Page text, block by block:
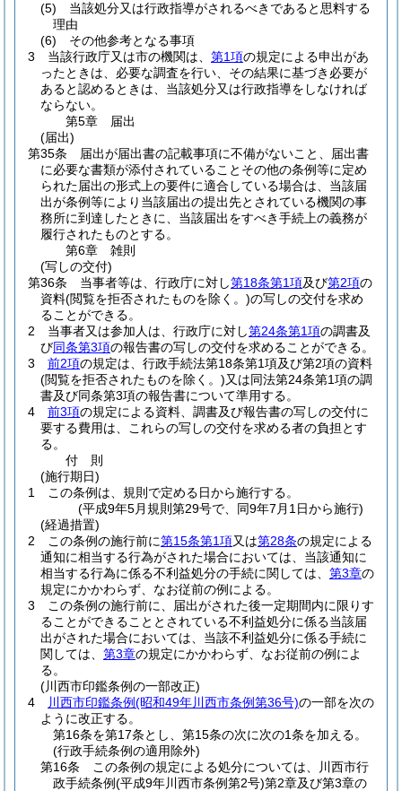
(5)
当該処分又は行政指導がされるべきであると思料する
理由
(6)
その他参考となる事項
3
当該行政庁又は市の機関は、 第1項の規定による申出があ
ったときは、必要な調査を行い、その結果に基づき必要が
あると認めるときは、当該処分又は行政指導をしなければ
ならない。
第5章
届出
(届出)
第35条
届出が届出書の記載事項に不備がないこと、届出書
に必要な書類が添付されていることその他の条例等に定め
られた届出の形式上の要件に適合している場合は、当該届
出が条例等により当該届出の提出先とされている機関の事
務所に到達したときに、当該届出をすべき手続上の義務が
履行されたものとする。
第6章
雑則
(写しの交付)
第36条
当事者等は、行政庁に対し第18条第1項及び第2項の
資料(閲覧を拒否されたものを除く。)の写しの交付を求め
ることができる。
2
当事者又は参加人は、行政庁に対し第24条第1項の調書及
び同条第3項の報告書の写しの交付を求めることができる。
3
前2項の規定は、行政手続法第18条第1項及び第2項の資料
(閲覧を拒否されたものを除く。)又は同法第24条第1項の調
書及び同条第3項の報告書について準用する。
4
前3項の規定による資料、調書及び報告書の写しの交付に
要する費用は、これらの写しの交付を求める者の負担とす
る。
付 則
(施行期日)
1
この条例は、規則で定める日から施行する。
(平成9年5月規則第29号で、同9年7月1日から施行)
(経過措置)
2
この条例の施行前に第15条第1項又は第28条の規定による
通知に相当する行為がされた場合においては、当該通知に
相当する行為に係る不利益処分の手続に関しては、 第3章の
規定にかかわらず、なお従前の例による。
3
この条例の施行前に、届出がされた後一定期間内に限りす
ることができることとされている不利益処分に係る当該届
出がされた場合においては、当該不利益処分に係る手続に
関しては、 第3章の規定にかかわらず、なお従前の例によ
る。
(川西市印鑑条例の一部改正)
4
川西市印鑑条例(昭和49年川西市条例第36号)の一部を次の
ように改正する。
第16条を第17条とし、第15条の次に次の1条を加える。
(行政手続条例の適用除外)
第16条 この条例の規定による処分については、川西市行
政手続条例(平成9年川西市条例第2号)第2章及び第3章の